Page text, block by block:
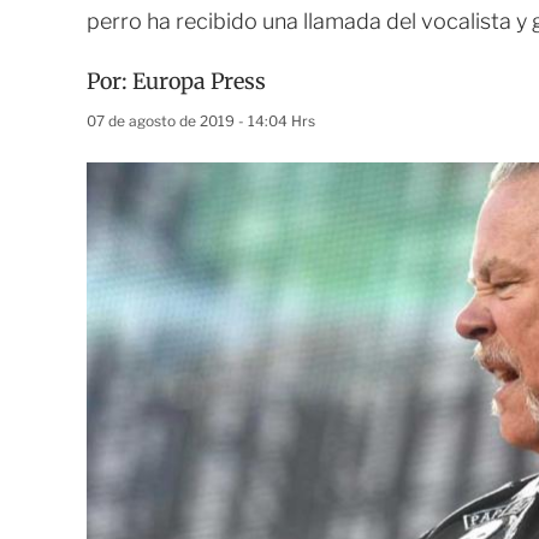
perro ha recibido una llamada del vocalista y
Por: Europa Press
07 de agosto de 2019 - 14:04 Hrs